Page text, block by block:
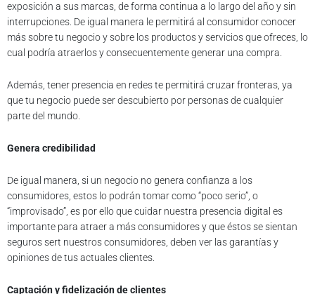
exposición a sus marcas, de forma continua a lo largo del año y sin
interrupciones. De igual manera le permitirá al consumidor conocer
más sobre tu negocio y sobre los productos y servicios que ofreces, lo
cual podría atraerlos y consecuentemente generar una compra.
Además, tener presencia en redes te permitirá cruzar fronteras, ya
que tu negocio puede ser descubierto por personas de cualquier
parte del mundo.
Genera credibilidad
De igual manera, si un negocio no genera confianza a los
consumidores, estos lo podrán tomar como “poco serio”, o
“improvisado”, es por ello que cuidar nuestra presencia digital es
importante para atraer a más consumidores y que éstos se sientan
seguros sert nuestros consumidores, deben ver las garantías y
opiniones de tus actuales clientes.
Captación y fidelización de clientes